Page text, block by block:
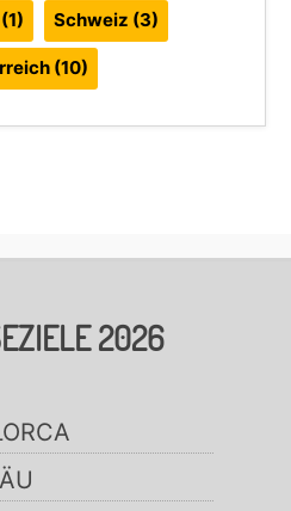
Schweiz (3)
(10)
2026